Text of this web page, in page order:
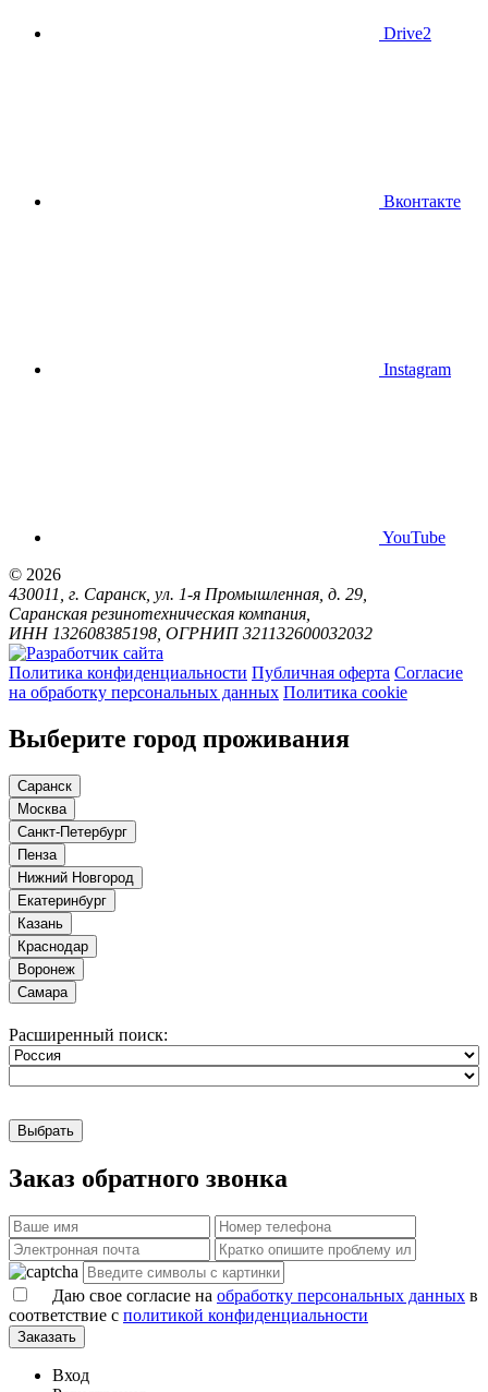
Drive2
Вконтакте
Instagram
YouTube
© 2026
430011, г. Саранск, ул. 1-я Промышленная, д. 29,
Саранская резинотехническая компания,
ИНН 132608385198, ОГРНИП 321132600032032
Политика конфиденциальности Публичная оферта Согласие
на обработку персональных данных Политика cookie
Выберите город проживания
Саранск
Москва
Санкт-Петербург
Пенза
Нижний Новгород
Екатеринбург
Казань
Краснодар
Воронеж
Самара
Расширенный поиск:
Выбрать
Заказ обратного звонка
Даю свое согласие на обработку персональных данных в
соответствие с политикой конфиденциальности
Заказать
Вход